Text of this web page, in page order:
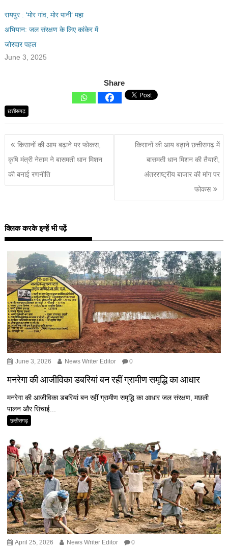
रायपुर : ‘मोर गांव, मोर पानी‘ महा
अभियान: जल संरक्षण के लिए कांकेर में
जोरदार पहल
June 3, 2025
Share
छत्तीसगढ़
किसानों की आय बढ़ाने पर फोकस,
कृषि मंत्री नेताम ने बासमती धान मिशन
की बनाई रणनीति
किसानों की आय बढ़ाने छत्तीसगढ़ में
बासमती धान मिशन की तैयारी,
अंतरराष्ट्रीय बाजार की मांग पर
फोकस
क्लिक करके इन्हें भी पढ़ें
June 3, 2026 News Writer Editor 0
मनरेगा की आजीविका डबरियां बन रहीं ग्रामीण समृद्धि का आधार
मनरेगा की आजीविका डबरियां बन रहीं ग्रामीण समृद्धि का आधार जल संरक्षण, मछली
पालन और सिंचाई...
छत्तीसगढ़
April 25, 2026 News Writer Editor 0